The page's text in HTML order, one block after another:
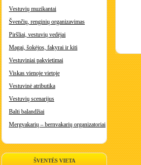
Vestuvių muzikantai
Švenčių, renginių organizavimas
Piršliai, vestuvių vedėjai
Magai, šokėjos, fakyrai ir kiti
Vestuviniai pakvietimai
Viskas vienoje vietoje
Vestuvinė atributika
Vestuvių scenarijus
Balti balandžiai
Mergvakarių – bernvakarių organizatoriai
ŠVENTĖS VIETA